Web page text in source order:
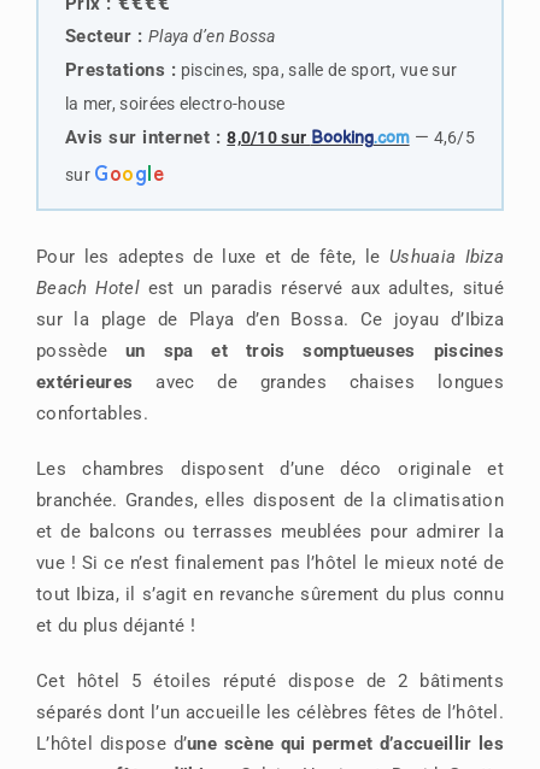
Secteur : Playa d’en Bossa
Prestations : piscines, spa, salle de sport, vue sur
la mer, soirées electro-house
Avis sur internet : 8,0/10 sur Booking.com— 4,6/5
sur Google
Pour les adeptes de luxe et de fête, le Ushuaia Ibiza
Beach Hotelest un paradis réservé aux adultes, situé
sur la plage de Playa d’en Bossa. Ce joyau d’Ibiza
possèdeun spa et trois somptueuses piscines
extérieures avec de grandes chaises longues
confortables.
Les chambres disposent d’une déco originale et
branchée. Grandes, elles disposent de la climatisation
et de balcons ou terrasses meublées pour admirer la
vue ! Si ce n’est finalement pas l’hôtel le mieux noté de
tout Ibiza, il s’agit en revanche sûrement du plus connu
et du plus déjanté !
Cet hôtel 5 étoiles réputé dispose de 2 bâtiments
séparés dont l’un accueille les célèbres fêtes de l’hôtel.
L’hôtel dispose d’une scène qui permet d’accueillir les